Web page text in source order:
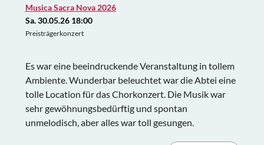
Musica Sacra Nova 2026
Sa. 30.05.26 18:00
Preisträgerkonzert
Es war eine beeindruckende Veranstaltung in tollem
Ambiente. Wunderbar beleuchtet war die Abtei eine
tolle Location für das Chorkonzert. Die Musik war
sehr gewöhnungsbedürftig und spontan
unmelodisch, aber alles war toll gesungen.